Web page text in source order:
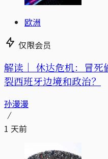
欧洲
仅限会员
解读｜ 休达危机：冒死
裂西班牙边境和政治？
孙漫漫
1 天前